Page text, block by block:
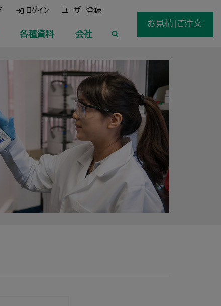
ログイン ユーザー登録
各種資料 会社
お見積|ご注文